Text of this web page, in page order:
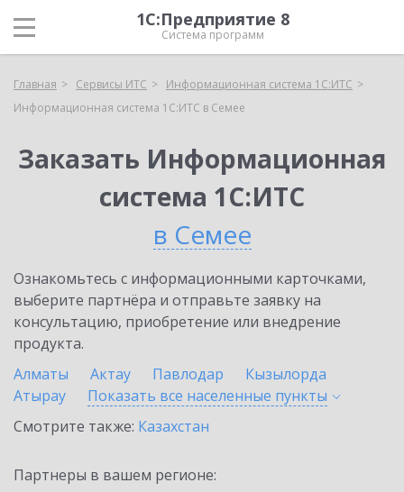
1С:Предприятие 8
Система программ
Главная Сервисы ИТС
Информационная система 1С:ИТС
Информационная система 1С:ИТС в Семее
Заказать Информационная
система 1С:ИТС
в Семее
Ознакомьтесь с информационными карточками,
выберите партнёра и отправьте заявку на
консультацию, приобретение или внедрение
продукта.
Алматы
Актау Павлодар
Кызылорда
Атырау
Показать все населенные пункты
Смотрите также: Казахстан
Партнеры в вашем регионе: